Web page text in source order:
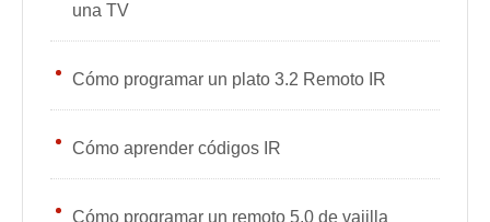
una TV
Cómo programar un plato 3.2 Remoto IR
Cómo aprender códigos IR
Cómo programar un remoto 5.0 de vajilla